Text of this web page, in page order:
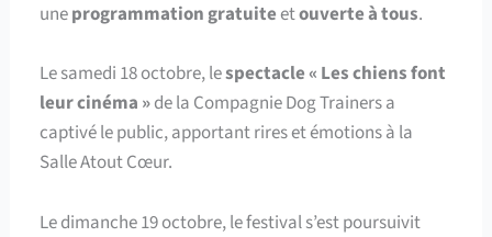
uneprogrammationgratuiteetouverte à tous.
Le samedi 18 octobre, lespectacle « Les chiens font
leur cinéma »de la Compagnie Dog Trainers a
captivé le public, apportant rires et émotions à la
Salle Atout Cœur.
Le dimanche 19 octobre, le festival s’est poursuivit